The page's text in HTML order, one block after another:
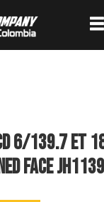
6/139.7 ET
FACE JH1139